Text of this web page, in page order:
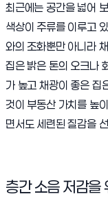
최근에는 공간을 넓어
색상이 주류를 이루고
와의 조화뿐만 아니라
집은 밝은 톤의 오크나
가 높고 채광이 좋은 집
것이 부동산 가치를 높
면서도 세련된 질감을
층간 소음 저감을